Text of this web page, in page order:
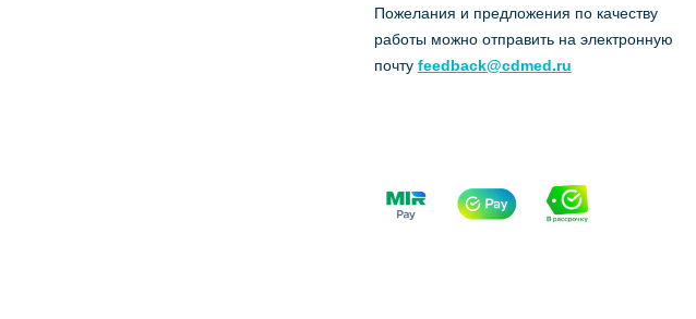
Пожелания и предложения по качеству
работы можно отправить на электронную
почту feedback@cdmed.ru